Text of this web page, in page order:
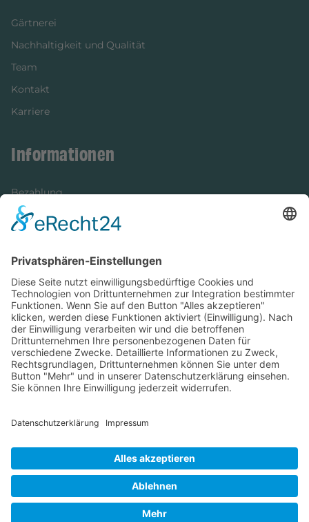
Gärtnerei
Nachhaltigkeit und Qualität
Team
Kontakt
Karriere
Informationen
Bezahlung
Newsletter
Versandinformationen
Verfügbarkeit/Verträglichkeit
Rechtliches
Widerrufsrecht und Widerrufsformular
Impressum
Datenschutzerklärung
Cookie-Einstellungen
AGB
Streitbeilegungsstelle
Vertrag widerrufen